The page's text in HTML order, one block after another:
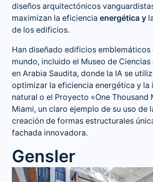
diseños arquitectónicos
maximizan la eficiencia energética y
de los edificios.
Han diseñado edificios emblemáticos
mundo, incluido el Museo de Ciencias
en Arabia Saudita, donde la IA se
optimizar la eficiencia energética y la
natural o el Proyecto «One Thousand
Miami, un claro ejemplo de su uso de
creación de formas estructurales
fachada innovadora.
Gensler